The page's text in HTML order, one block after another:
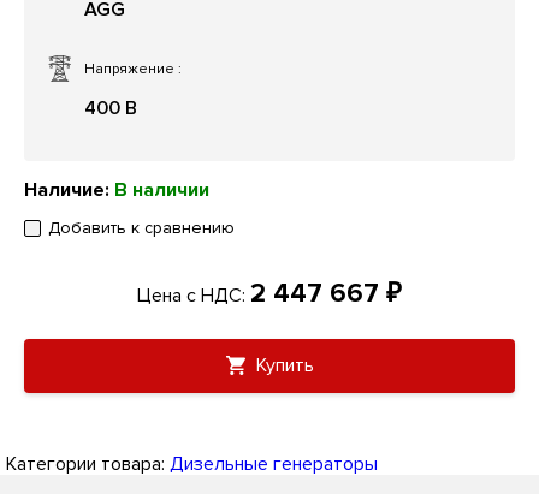
Напряжение :
400 В
AGG
Наличие: В наличии
Добавить к сравнению
Цена с НДС: 2 447 667 ₽
Купить
Категории товара: Дизельные генераторы